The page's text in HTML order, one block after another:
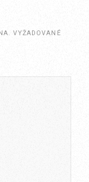
VYŽADOVANÉ